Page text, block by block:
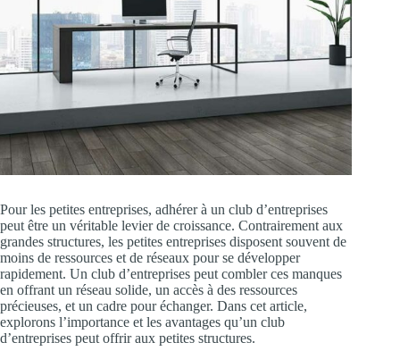
Pour les petites entreprises, adhérer à un club d’entreprises
peut être un véritable levier de croissance. Contrairement aux
grandes structures, les petites entreprises disposent souvent de
moins de ressources et de réseaux pour se développer
rapidement. Un club d’entreprises peut combler ces manques
en offrant un réseau solide, un accès à des ressources
précieuses, et un cadre pour échanger. Dans cet article,
explorons l’importance et les avantages qu’un club
d’entreprises peut offrir aux petites structures.